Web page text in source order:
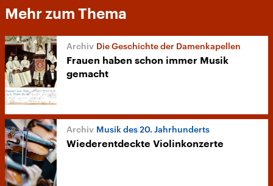
Mehr zum Thema
Die Geschichte der Damenkapellen
Frauen haben schon immer Musik
gemacht
Musik des 20. Jahrhunderts
Wiederentdeckte Violinkonzerte